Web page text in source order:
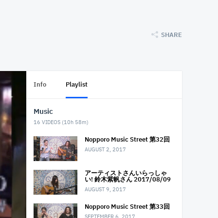
SHARE
Info Playlist
Music
16 VIDEOS (10h 58m)
Nopporo Music Street 第32回
AUGUST 2, 2017
アーティストさんいらっしゃ
い! 鈴木紫帆さん 2017/08/09
AUGUST 9, 2017
Nopporo Music Street 第33回
SEPTEMBER 6, 2017